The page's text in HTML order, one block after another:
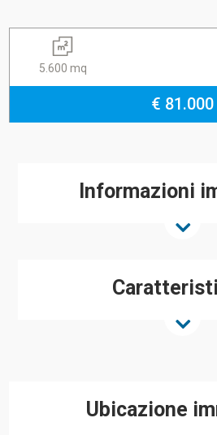
5.600 mq
€ 81.000
Informazioni
Ubicazione